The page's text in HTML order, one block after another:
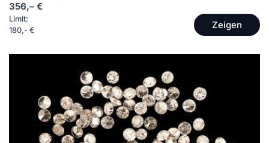
356,– €
Limit:
180,- €
Zeigen